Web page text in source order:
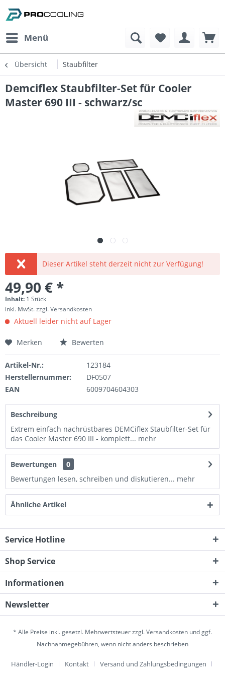
Menü
Übersicht Staubfilter
Demciflex Staubfilter-Set für Cooler
Master 690 III - schwarz/sc
Dieser Artikel steht derzeit nicht zur Verfügung!
49,90 € *
Inhalt: 1 Stück
inkl. MwSt.zzgl. Versandkosten
Aktuell leider nicht auf Lager
Merken Bewerten
Artikel-Nr.:
123184
Herstellernummer:
DF0507
EAN
6009704604303
Beschreibung
Extrem einfach nachrüstbares DEMCiflex Staubfilter-Set für
das Cooler Master 690 III - komplett... mehr
Bewertungen
0
Bewertungen lesen, schreiben und diskutieren... mehr
Ähnliche Artikel
Service Hotline
Shop Service
Informationen
Newsletter
* Alle Preise inkl. gesetzl. Mehrwertsteuer zzgl.Versandkosten und ggf.
Nachnahmegebühren, wenn nicht anders beschrieben
Händler-Login Kontakt
Versand und Zahlungsbedingungen